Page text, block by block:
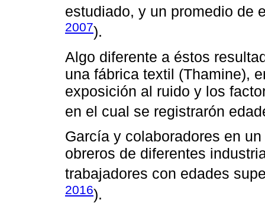
estudiado, y un promedio de
2007).
Algo diferente a éstos
una fábrica textil (Thamine),
exposición al ruido y los
en el cual se registrarón
García y colaboradores en
obreros de diferentes
trabajadores con edades
2016).